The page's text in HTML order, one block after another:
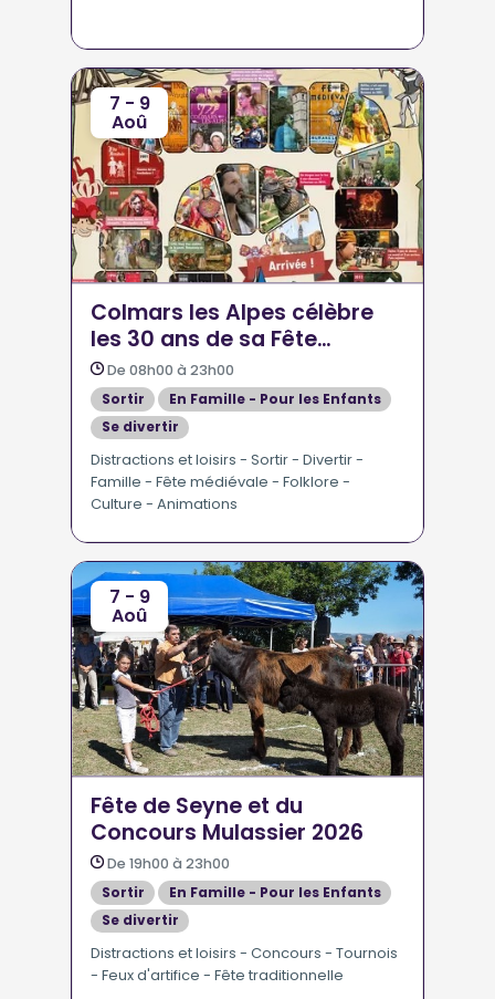
7 - 9
Aoû
Colmars les Alpes célèbre
les 30 ans de sa Fête
Médiévale
De 08h00 à 23h00
Sortir
En Famille - Pour les Enfants
Se divertir
Marchés - Foires - Salons - Vide greniers
Distractions et loisirs - Sortir - Divertir -
Famille - Fête médiévale - Folklore -
Culture - Animations
7 - 9
Aoû
Fête de Seyne et du
Concours Mulassier 2026
De 19h00 à 23h00
Sortir
En Famille - Pour les Enfants
Se divertir
Distractions et loisirs - Concours - Tournois
- Feux d'artifice - Fête traditionnelle